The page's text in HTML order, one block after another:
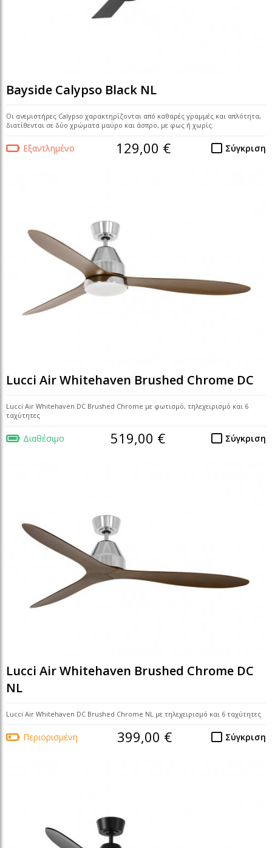
Bayside Calypso Black NL
Οι ανεμιστήρες Calypso χαρακτηρίζονται από καθαρές γραμμές και απλότητα,
διατίθενται σε δύο χρώματα μαύρο και άσπρο, με φως ή χωρίς.
Εξαντλημένο Σύγκριση
129,00 €
Lucci Air Whitehaven Brushed Chrome DC
Lucci Air Whitehaven DC Brushed Chrome με φωτισμό, τηλεχειρισμό και 6
ταχύτητες
Διαθέσιμο Σύγκριση
519,00 €
Lucci Air Whitehaven Brushed Chrome DC
NL
Lucci Air Whitehaven DC Brushed Chrome NL με τηλεχειρισμό και 6 ταχύτητες
Περιορισμένη Σύγκριση
399,00 €